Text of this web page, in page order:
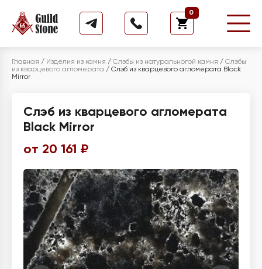
0
Главная / Изделия из камня / Слэбы из натуральногой камня / Слэбы
из кварцевого агломерата / Слэб из кварцевого агломерата Black
Mirror
Слэб из кварцевого агломерата
Black Mirror
от 20 161 ₽